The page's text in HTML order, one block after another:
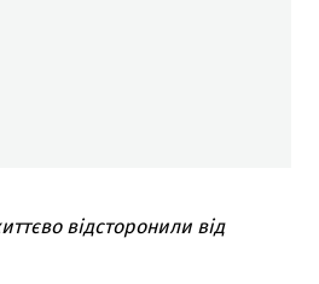
відсторонили від